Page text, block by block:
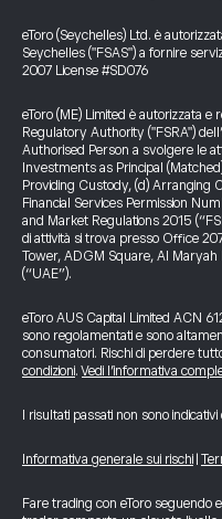
eToro (Seychelles) Ltd. è
Seychelles ("FSAS") a fornire
2007 License #SD076
eToro (ME) Limited è autorizzata
Regulatory Authority ("FSRA")
Authorised Person a svolgere le
Investments as Principal
Providing Custody, (d) Arranging
Financial Services Permission
and Market Regulations 2015
di attività si trova presso Office
Tower, ADGM Square, Al
(“UAE”).
eToro AUS Capital Limited ACN
sono regolamentati e sono
consumatori. Rischi di perdere
condizioni.Vedi l’informativa
I risultati passati non sono
Informativa generale sui rischi
Fare trading con eToro seguendo